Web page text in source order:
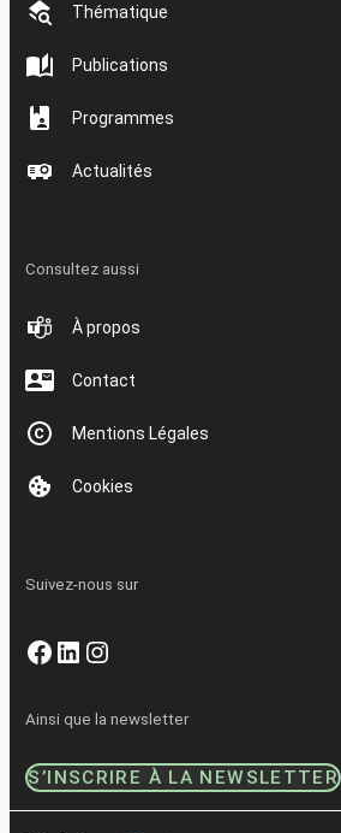
Thématique
Publications
Programmes
Actualités
Consultez aussi
À propos
Contact
Mentions Légales
Cookies
Suivez-nous sur
Facebook
LinkedIn
Instagram
Ainsi que la newsletter
S’INSCRIRE À LA NEWSLETTER